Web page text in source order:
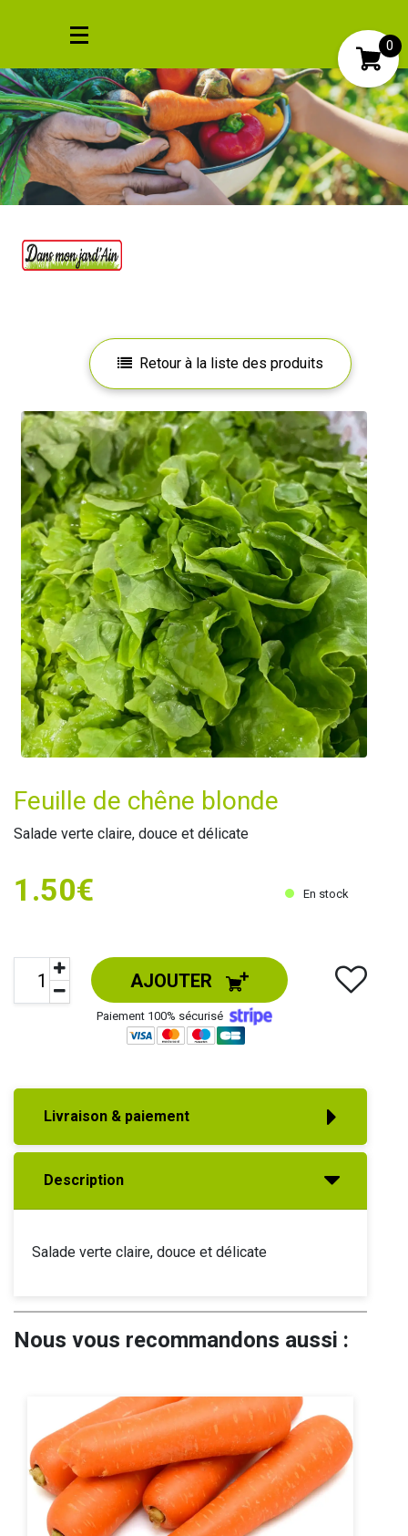
Mon compte
Mes favoris
0
Retour à la liste des produits
Feuille de chêne blonde
Salade verte claire, douce et délicate
1.50€ En stock
AJOUTER
Paiement 100% sécurisé
Livraison & paiement
Description
Salade verte claire, douce et délicate
Nous vous recommandons aussi :